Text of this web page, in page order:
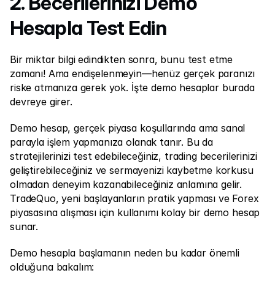
Hesapla Test Edin
Bir miktar bilgi edindikten sonra, bunu test etme
zamanı! Ama endişelenmeyin—henüz gerçek paranızı
riske atmanıza gerek yok. İşte demo hesaplar burada
devreye girer.
Demo hesap, gerçek piyasa koşullarında ama sanal
parayla işlem yapmanıza olanak tanır. Bu da
stratejilerinizi test edebileceğiniz, trading becerilerinizi
geliştirebileceğiniz ve sermayenizi kaybetme korkusu
olmadan deneyim kazanabileceğiniz anlamına gelir.
TradeQuo, yeni başlayanların pratik yapması ve Forex
piyasasına alışması için kullanımı kolay bir demo hesap
sunar.
Demo hesapla başlamanın neden bu kadar önemli
olduğuna bakalım: